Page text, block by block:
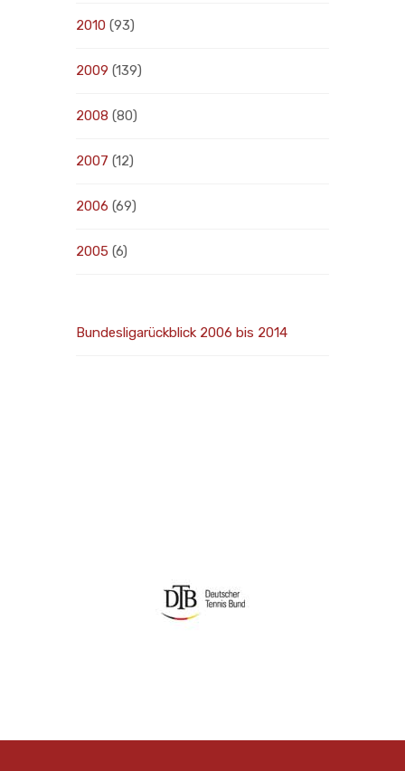
2010 (93)
2009 (139)
2008 (80)
2007 (12)
2006 (69)
2005 (6)
Bundesligarückblick 2006 bis 2014